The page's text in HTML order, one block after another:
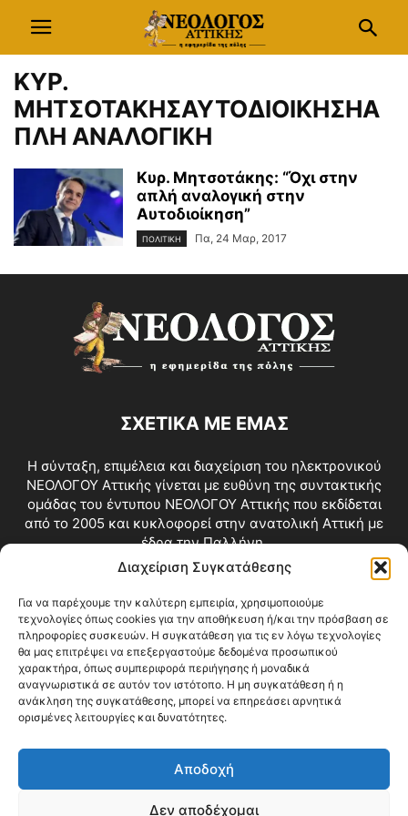
Διαχείριση Συγκατάθεσης
Για να παρέχουμε την καλύτερη εμπειρία, χρησιμοποιούμε
τεχνολογίες όπως cookies για την αποθήκευση ή/και την πρόσβαση σε
πληροφορίες συσκευών. Η συγκατάθεση για τις εν λόγω τεχνολογίες
θα μας επιτρέψει να επεξεργαστούμε δεδομένα προσωπικού
χαρακτήρα, όπως συμπεριφορά περιήγησης ή μοναδικά
αναγνωριστικά σε αυτόν τον ιστότοπο. Η μη συγκατάθεση ή η
ανάκληση της συγκατάθεσης, μπορεί να επηρεάσει αρνητικά
ορισμένες λειτουργίες και δυνατότητες.
Αποδοχή
Δεν αποδέχομαι
ΚΥΡ.
ΜΗΤΣΟΤΑΚΗΣΑΥΤΟΔΙΟΙΚΗΣΗΑ
ΠΛΗ ΑΝΑΛΟΓΙΚΗ
Κυρ. Μητσοτάκης: “Όχι στην
απλή αναλογική στην
Αυτοδιοίκηση”
ΠΟΛΙΤΙΚΗ Πα, 24 Μαρ, 2017
ΣΧΕΤΙΚΑ ΜΕ ΕΜΑΣ
Η σύνταξη, επιμέλεια και διαχείριση του ηλεκτρονικού
ΝΕΟΛΟΓΟΥ Αττικής γίνεται με ευθύνη της συντακτικής
ομάδας του έντυπου ΝΕΟΛΟΓΟΥ Αττικής που εκδίδεται
από το 2005 και κυκλοφορεί στην ανατολική Αττική με
έδρα την Παλλήνη.
Επικοινωνία:info@neologosattikis.gr
ΑΚΟΛΟΥΘΗΣΕ ΜΑΣ
Videos Όροι Χρήσης